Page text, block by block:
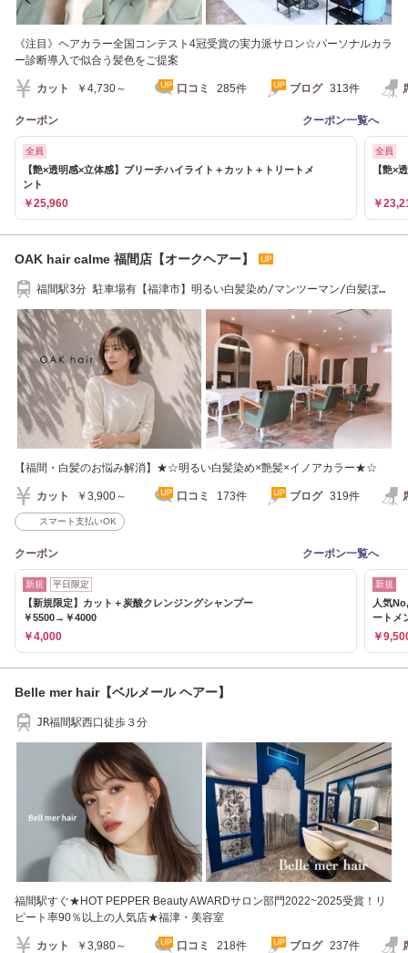
《注目》ヘアカラー全国コンテスト4冠受賞の実力派サロン☆パーソナルカラ
ー診断導入で似合う髪色をご提案
カット ￥4,730～ 口コミ 285件 ブログ 313件
クーポン クーポン一覧へ
全員
【艶×透明感×立体感】ブリーチハイライト＋カット＋トリートメ
ント
￥25,960
全員
【艶×
￥
OAK hair calme 福間店【オークヘアー】
福間駅3分 駐車場有【福津市】明るい白髪染め/マンツーマン/白髪ぼか
【福間・白髪のお悩み解消】★☆明るい白髪染め×艶髪×イノアカラー★☆
カット ￥3,900～ 口コミ 173件 ブログ 319件
スマート支払いOK
クーポン クーポン一覧へ
新規 平日限定
【新規限定】カット＋炭酸クレンジングシャンプー
￥5500→￥4000
￥4,000
新規
人気
ートメ
￥
Belle mer hair【ベルメール ヘアー】
JR福間駅西口徒歩３分
福間駅すぐ★HOT PEPPER Beauty AWARDサロン部門2022~2025受賞！リ
ピート率90％以上の人気店★福津・美容室
カット ￥3,980～ 口コミ 218件 ブログ 237件